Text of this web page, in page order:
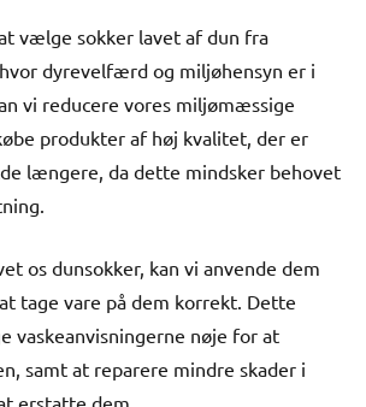
vælge sokker lavet af dun fra
dyrevelfærd og miljøhensyn er i
vi reducere vores miljømæssige
produkter af høj kvalitet, der er
længere, da dette mindsker behovet
os dunsokker, kan vi anvende dem
tage vare på dem korrekt. Dette
vaskeanvisningerne nøje for at
samt at reparere mindre skader i